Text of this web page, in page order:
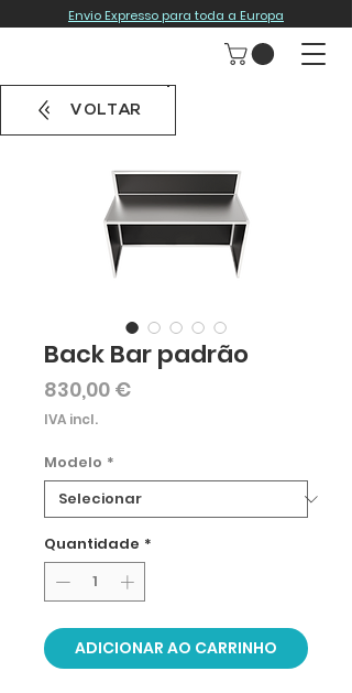
Envio Expresso para toda a Europa
Back Bar padrão
830,00 €Preço
IVA incl.
Modelo *
Quantidade *
ADICIONAR AO CARRINHO
VOLTAR